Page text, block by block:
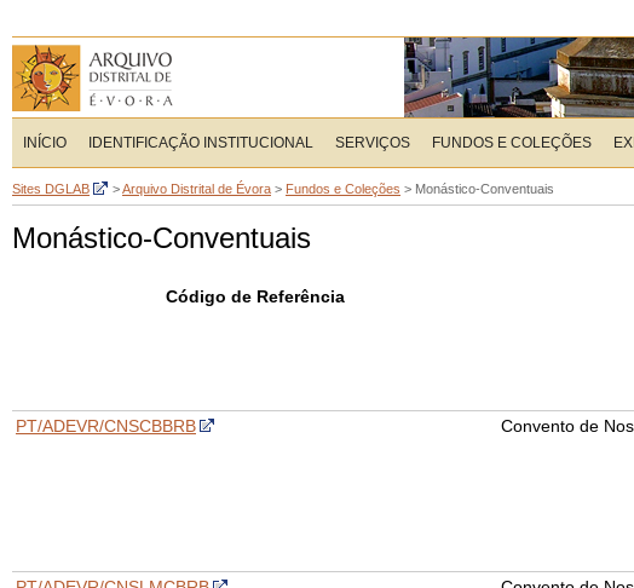
INÍCIO IDENTIFICAÇÃO INSTITUCIONAL SERVIÇOS FUNDOS E COLEÇÕES
Sites DGLAB >Arquivo Distrital de Évora > Fundos e Coleções > Monástico-Conventuais
Monástico-Conventuais
Código de Referência
PT/ADEVR/CNSCBBRB Convento de